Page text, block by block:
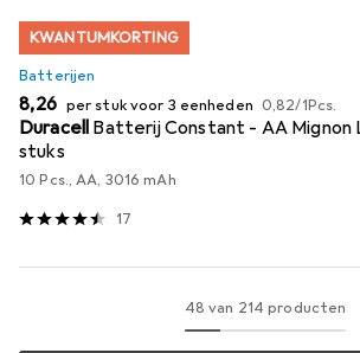
KWANTUMKORTING
Batterijen
EUR
8,26 per stuk voor 3 eenheden EUR
0,82/1Pcs.
Duracell Batterij Constant - AA Mignon
stuks
10 Pcs., AA, 3016 mAh
17
48 van 214 producten